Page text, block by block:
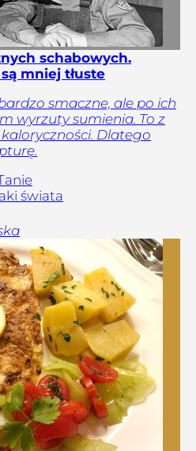
schabowych.
mniej tłuste
smaczne, ale po ich
wyrzuty sumienia. To z
Dlatego
świata